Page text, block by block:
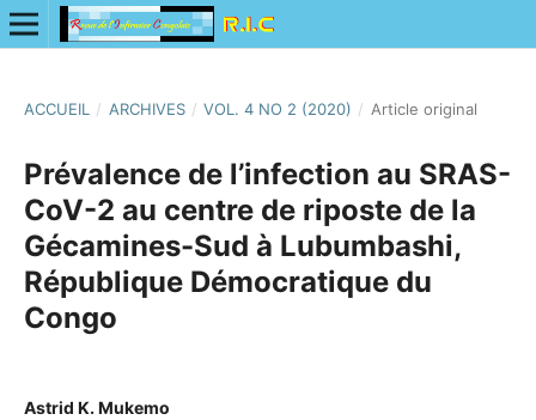
ACCUEIL / ARCHIVES / VOL. 4 NO 2 (2020) / Article original
Prévalence de l’infection au SRAS-
CoV-2 au centre de riposte de la
Gécamines-Sud à Lubumbashi,
République Démocratique du
Congo
Astrid K. Mukemo